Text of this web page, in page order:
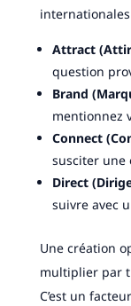
Attract
question
Brand
mentionnez
Connect
susciter une
Direct
suivre avec
Une création
multiplier par
C’est un